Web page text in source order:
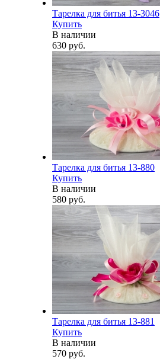
Тарелка для битья 13-3046
Купить
В наличии
630 руб.
Тарелка для битья 13-880
Купить
В наличии
580 руб.
Тарелка для битья 13-881
Купить
В наличии
570 руб.